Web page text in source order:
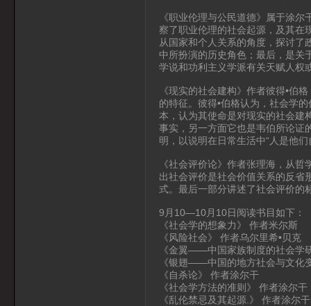
《职业伦理与公民道德》属于涂
察了职业伦理的社会起源，及其在
从国家和个人关系的角度，探讨了
中所扮演的历史角色；最后，是关
学说和功利主义学派有关天赋人权
《现实的社会建构》作者彼得•伯
的特征。彼得•伯格认为，社会学
本，认为其使命是对现实的社会建
事实，另一方面它也是韦伯所论证
明，以说明在日常生活中“人是他
《社会评价论》作者张理海，从
出社会评价是社会价值关系的反省
式。最后一部分讲述了社会评价的
9月10—10月10日阅读书目如下：
《社会学的想象力》 作者米尔斯
《风险社会》 作者乌尔里希•贝克
《金翼——中国家族制度的社会学
《银翅——中国的地方社会与文化
《自杀论》 作者涂尔干
《社会学方法的准则》 作者涂尔干
《乱伦禁忌及其起源.》 作者涂尔干